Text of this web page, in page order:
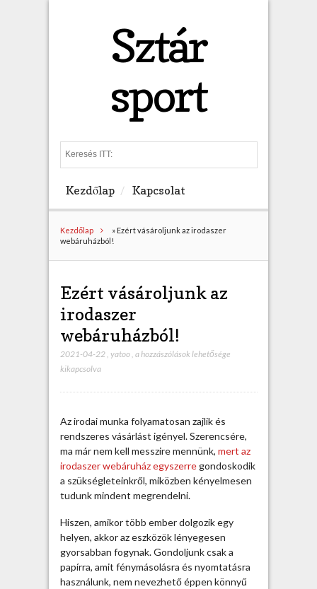
Sztár
sport
e
h
Kezdőlap Kapcsolat
Kezdőlap » Ezért vásároljunk az irodaszer
webáruházból!
Ezért vásároljunk az
irodaszer
webáruházból!
2021-04-22, yatoo, E
v
á
s
á
r
o
l
a hozzászólások lehetősége
kikapcsolva
Az irodai munka folyamatosan zajlik és
rendszeres vásárlást igényel. Szerencsére,
ma már nem kell messzire mennünk, mert az
irodaszer webáruház egyszerregondoskodik
a szükségleteinkről, miközben kényelmesen
tudunk mindent megrendelni.
Hiszen, amikor több ember dolgozik egy
helyen, akkor az eszközök lényegesen
gyorsabban fogynak. Gondoljunk csak a
papírra, amit fénymásolásra és nyomtatásra
használunk, nem nevezhető éppen könnyű